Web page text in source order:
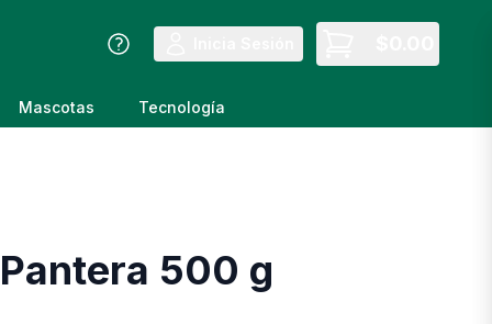
Mascotas Tecnología
500 g